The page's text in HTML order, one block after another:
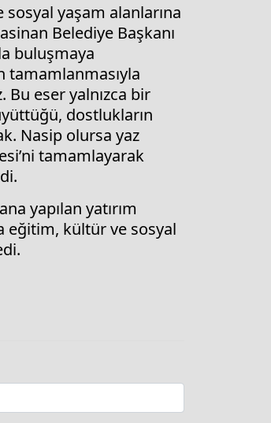
sosyal yaşam alanlarına
Belediye Başkanı
buluşmaya
tamamlanmasıyla
Bu eser yalnızca bir
dostlukların
Nasip olursa yaz
tamamlayarak
yapılan yatırım
eğitim, kültür ve sosyal